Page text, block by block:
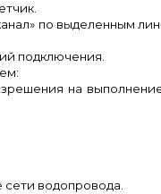
по выделенным
подключения.
на
водопровода.